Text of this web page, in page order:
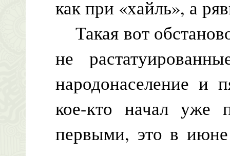
как при «хайль», а
Такая вот
не
народонаселение и
кое-кто начал уже
первыми, это в июне